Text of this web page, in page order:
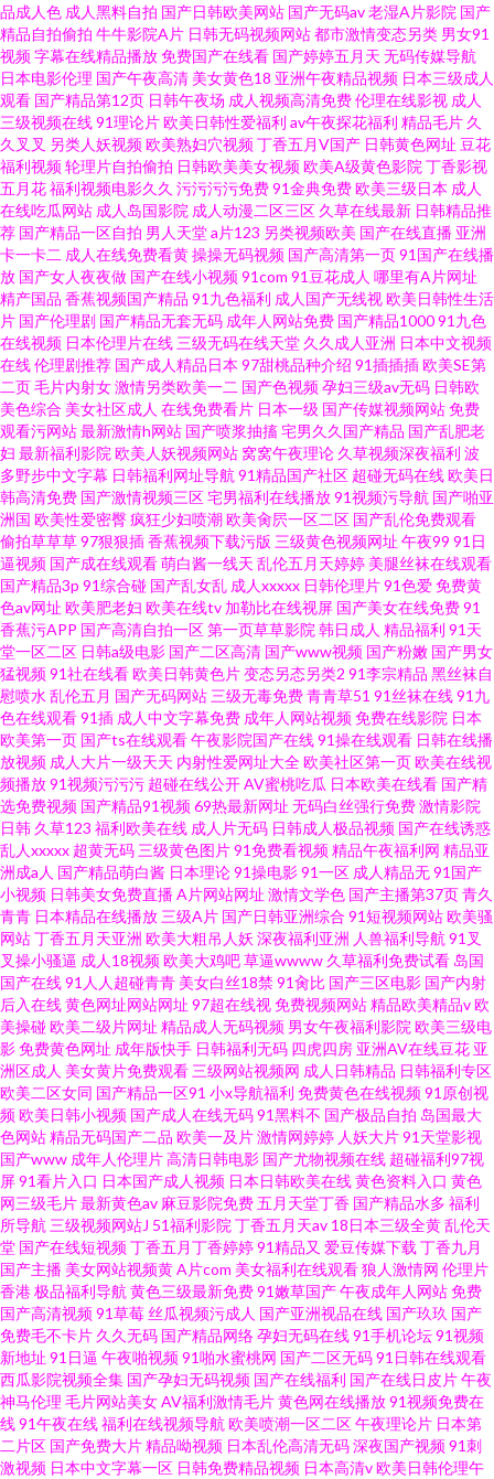
网站 欧美日韩性爱悠悠 91次员 成人a∨∨在线 久久肏屄视频呢 日韩精品在线
播放视频 亚洲天堂三级片 91大神com 91视频porn蝌蚪 豆花社区 蜜桃精品伊
人 尤物无码免费观看 91在现免费看 大香蕉伊人在97 黄色天堂网 欧美成人日
韩 色色欧美久 91夫妻生活超碰 97超碰自拍 国产91尤物视频网址 玖玖情色资
源 日韩日韩日韩日韩日 五月天婷婷色图 色交亚韩 超碰资源网 精品热热色色
91色精品网站 国产熟妇一区二区视频 久久欧美 日韩久草黄色电影视频
91She视频 91精选变态直播 91探花在线观看百度 av久久草青青草原 岛国无
码网址一区二区 超碰诱惑 伊人网91 成人在线观看第七页 黃色軟件香蕉 日本
小网站一区二E 91福利无毒不卡 wwwse男人天 麻豆操继母 最新国产伊人久
久 91足交视频丝袜 导航福利黑料 玖玖精爱爱 欧美一区二区操逼 色影音先锋
五月天 夜夜涩日韩好涩夜夜撸
品成人色 成人黑料自拍 国产日韩欧美网站 国产无码av老湿A片影院 国产
精品自拍偷拍 牛牛影院A片 日韩无码视频网站都市激情变态另类 男女91
视频字幕在线精品播放免费国产在线看 国产婷婷五月天 无码传媒导航
日本电影伦理 国产午夜高清 美女黄色18 亚洲午夜精品视频 日本三级成人
观看 国产精品第12页 日韩午夜场 成人视频高清免费伦理在线影视 成人
三级视频在线91理论片欧美日韩性爱福利 av午夜探花福利 精品毛片 久
久叉叉 另类人妖视频欧美熟妇穴视频丁香五月V国产 日韩黄色网址 豆花
福利视频轮理片自拍偷拍 日韩欧美美女视频欧美A级黄色影院 丁香影视
五月花福利视频电影久久 污污污污免费91金典免费欧美三级日本 成人
在线吃瓜网站 成人岛国影院 成人动漫二区三区 久草在线最新 日韩精品推
荐 国产精品一区自拍 男人天堂a片123 另类视频欧美 国产在线直播 亚洲
卡一卡二 成人在线免费看黄操操无码视频 国产高清第一页91国产在线播
放 国产女人夜夜做 国产在线小视频91com 91豆花成人 哪里有A片网址
精产国品 香蕉视频国产精品 91九色福利 成人国产无线视欧美日韩性生活
片 国产伦理剧 国产精品无套无码 成年人网站免费 国产精品100091九色
在线视频 日本伦理片在线 三级无码在线天堂 久久成人亚洲 日本中文视频
在线伦理剧推荐 国产成人精品日本 97甜桃品种介绍 91插插插欧美SE第
二页毛片内射女激情另类欧美一二 国产色视频孕妇三级av无码 日韩欧
美色综合 美女社区成人 在线免费看片 日本一级 国产传媒视频网站免费
观看污网站最新激情h网站 国产喷浆抽搐宅男久久国产精品 国产乱肥老
妇 最新福利影院 欧美人妖视频网站 窝窝午夜理论 久草视频深夜福利 波
多野步中文字幕 日韩福利网址导航 91精品国产社区 超碰无码在线欧美日
韩高清免费 国产激情视频三区宅男福利在线播放91视频污导航 国产啪亚
洲国 欧美性爱密臀疯狂少妇喷潮欧美肏屄一区二区 国产乱伦免费观看
偷拍草草草97狠狠插香蕉视频下载污版 三级黄色视频网址 午夜99 91日
逼视频 国产成在线观看萌白酱一线天 乱伦五月天婷婷 美腿丝袜在线观看
国产精品3p 91综合碰 国产乱女乱 成人xxxxx 日韩伦理片91色爱免费黄
色av网址 欧美肥老妇 欧美在线tv 加勒比在线视屏 国产美女在线免费91
香蕉污APP 国产高清自拍一区第一页草草影院 韩日成人 精品福利 91天
堂一区二区 日韩a级电影 国产二区高清 国产www视频 国产粉嫩 国产男女
猛视频91社在线看欧美日韩黄色片变态另态另类2 91李宗精品 黑丝袜自
慰喷水 乱伦五月 国产无码网站 三级无毒免费青青草51 91丝袜在线91九
色在线观看91插 成人中文字幕免费 成年人网站视频免费在线影院 日本
欧美第一页 国产ts在线观看午夜影院国产在线91操在线观看 日韩在线播
放视频 成人大片一级天天 内射性爱网址大全欧美社区第一页欧美在线视
频播放91视频污污污 超碰在线公开AV蜜桃吃瓜 日本欧美在线看 国产精
选免费视频 国产精品91视频69热最新网址 无码白丝强行免费激情影院
日韩 久草123 福利欧美在线 成人片无码 日韩成人极品视频 国产在线诱惑
乱人xxxxx 超黄无码 三级黄色图片91免费看视频精品午夜福利网 精品亚
洲成a人 国产精品萌白酱 日本理论91操电影91一区 成人精品无91国产
小视频 日韩美女免费直播A片网站网址 激情文学色 国产主播第37页青久
青青 日本精品在线播放 三级A片 国产日韩亚洲综合 91短视频网站欧美骚
网站丁香五月天亚洲 欧美大粗吊人妖 深夜福利亚洲 人兽福利导航 91叉
叉操小骚逼 成人18视频欧美大鸡吧草逼wwww 久草福利免费试看 岛国
国产在线91人人超碰青青 美女白丝18禁91肏比 国产三区电影 国产内射
后入在线黄色网址网站网址 97超在线视免费视频网站精品欧美精品v欧
美操碰欧美二级片网址 精品成人无码视频 男女午夜福利影院 欧美三级电
影免费黄色网址 成年版快手 日韩福利无码 四虎四房 亚洲AV在线豆花 亚
洲区成人 美女黄片免费观看 三级网站视频网 成人日韩精品 日韩福利专区
欧美二区女同 国产精品一区91 小x导航福利 免费黄色在线视频91原创视
频欧美日韩小视频 国产成人在线无码91黑料不 国产极品自拍 岛国最大
色网站精品无码国产二品 欧美一及片激情网婷婷 人妖大片91天堂影视
国产www 成年人伦理片高清日韩电影 国产尤物视频在线 超碰福利97视
屏91看片入口 日本国产成人视频 日本日韩欧美在线黄色资料入口 黄色
网三级毛片最新黄色av 麻豆影院免费五月天堂丁香 国产精品水多 福利
所导航 三级视频网站J 51福利影院 丁香五月天av 18日本三级全黄乱伦天
堂 国产在线短视频丁香五月丁香婷婷91精品又 爱豆传媒下载 丁香九月
国产主播 美女网站视频黄A片com 美女福利在线观看狼人激情网 伦理片
香港极品福利导航 黄色三级最新免费91嫩草国产午夜成年人网站免费
国产高清视频91草莓丝瓜视频污成人 国产亚洲视品在线 国产玖玖 国产
免费毛不卡片 久久无码 国产精品网络孕妇无码在线91手机论坛91视频
新地址 91日逼 午夜啪视频91啪水蜜桃网 国产二区无码91日韩在线观看
西瓜影院视频全集 国产孕妇无码视频 国产在线福利 国产在线日皮片午夜
神马伦理 毛片网站美女AV福利激情毛片黄色网在线播放91视频免费在
线91午夜在线福利在线视频导航 欧美喷潮一区二区午夜理论片 日本第
二片区 国产免费大片精品呦视频 日本乱伦高清无码深夜国产视频91刺
激视频 日本中文字幕一区 日韩免费精品视频 日本高清v欧美日韩伦理午